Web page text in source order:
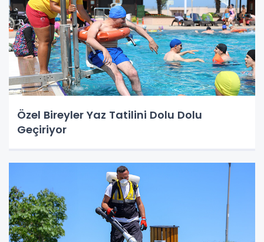
Özel Bireyler Yaz Tatilini Dolu Dolu
Geçiriyor